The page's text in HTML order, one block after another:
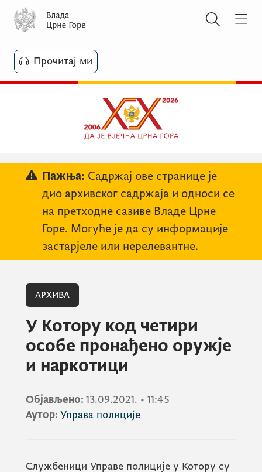
Прочитај ми
Пажња: Садржај ове странице је
дио архивског садржаја и односи се
на претходне сазиве Владе Црне
Горе. Могуће је да су информације
застарјеле или нерелевантне.
АРХИВА
У Котору код четири
особе пронађено оружје
и наркотици
Објављено: 13.09.2021. • 11:45
Аутор: Управа полиције
Службеници Управе полиције у Котору су